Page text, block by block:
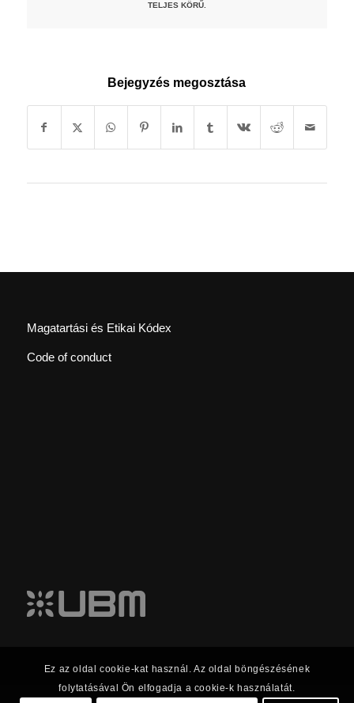
TELJES KÖRŰ.
Bejegyzés megosztása
Magatartási és Etikai Kódex
Code of conduct
Ez az oldal cookie-kat használ. Az oldal böngészésének
folytatásával Ön elfogadja a cookie-k használatát.